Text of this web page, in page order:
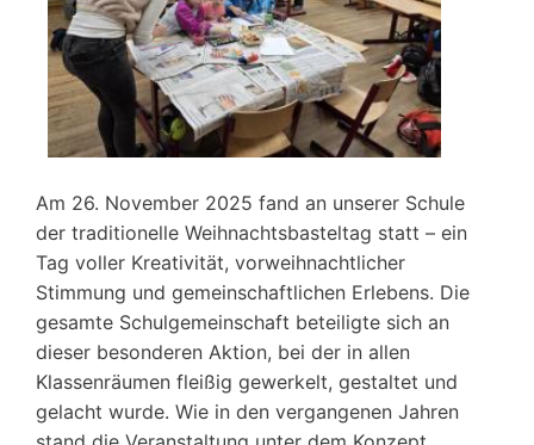
Am 26. November 2025 fand an unserer Schule
der traditionelle Weihnachtsbasteltag statt – ein
Tag voller Kreativität, vorweihnachtlicher
Stimmung und gemeinschaftlichen Erlebens. Die
gesamte Schulgemeinschaft beteiligte sich an
dieser besonderen Aktion, bei der in allen
Klassenräumen fleißig gewerkelt, gestaltet und
gelacht wurde. Wie in den vergangenen Jahren